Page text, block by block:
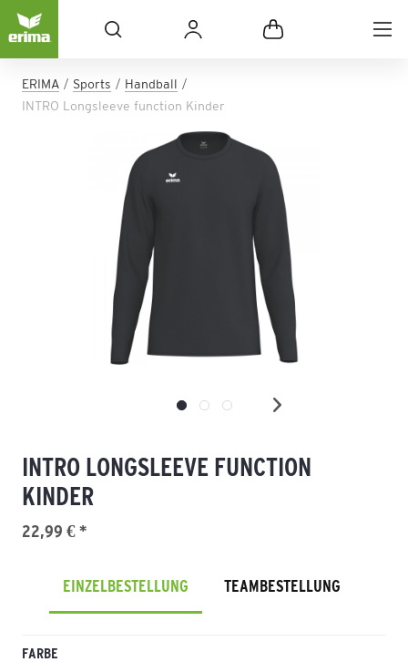
ERIMA Sports
Handball
INTRO Longsleeve function Kinder
INTRO LONGSLEEVE FUNCTION
KINDER
22,99 € *
EINZELBESTELLUNG TEAMBESTELLUNG
FARBE